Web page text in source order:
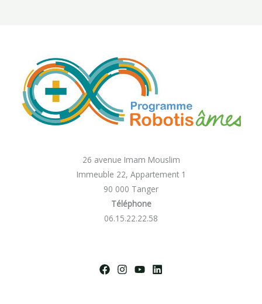
26 avenue Imam Mouslim
Immeuble 22, Appartement 1
90 000 Tanger
Téléphone
06.15.22.22.58